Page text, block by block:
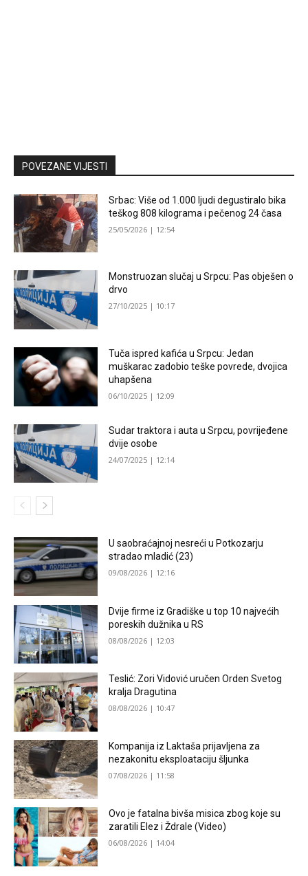
POVEZANE VIJESTI
Srbac: Više od 1.000 ljudi degustiralo bika
teškog 808 kilograma i pečenog 24 časa
25/05/2026 | 12:54
Monstruozan slučaj u Srpcu: Pas obješen o
drvo
27/10/2025 | 10:17
Tuča ispred kafića u Srpcu: Jedan
muškarac zadobio teške povrede, dvojica
uhapšena
06/10/2025 | 12:09
Sudar traktora i auta u Srpcu, povrijeđene
dvije osobe
24/07/2025 | 12:14
U saobraćajnoj nesreći u Potkozarju
stradao mladić (23)
09/08/2026 | 12:16
Dvije firme iz Gradiške u top 10 najvećih
poreskih dužnika u RS
08/08/2026 | 12:03
Teslić: Zori Vidović uručen Orden Svetog
kralja Dragutina
08/08/2026 | 10:47
Kompanija iz Laktaša prijavljena za
nezakonitu eksploataciju šljunka
07/08/2026 | 11:58
Ovo je fatalna bivša misica zbog koje su
zaratili Elez i Ždrale (Video)
06/08/2026 | 14:04